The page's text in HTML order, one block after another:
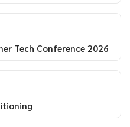
Tech Conference 2026